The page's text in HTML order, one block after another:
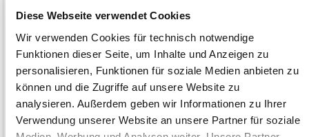
Diese Webseite verwendet Cookies
Wir verwenden Cookies für technisch notwendige
Funktionen dieser Seite, um Inhalte und Anzeigen zu
personalisieren, Funktionen für soziale Medien anbieten zu
können und die Zugriffe auf unsere Website zu
analysieren. Außerdem geben wir Informationen zu Ihrer
Verwendung unserer Website an unsere Partner für soziale